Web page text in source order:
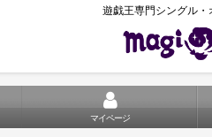
遊戯王専門シングル・
マイページ